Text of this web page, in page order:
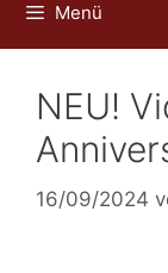
Menü
NEU!
16/09/2024